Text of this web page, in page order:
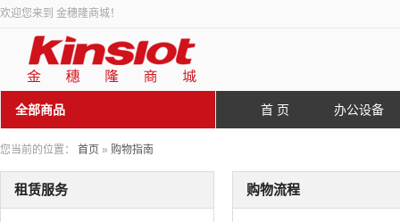
欢迎您来到 金穗隆商城！
全部商品 首 页 办公设备
您当前的位置： 首页 » 购物指南
购物流程
租赁服务